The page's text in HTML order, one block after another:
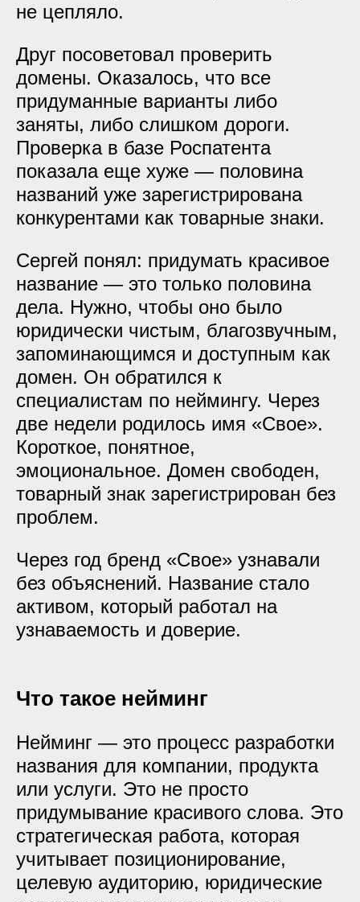
не цепляло.
Друг посоветовал проверить
домены. Оказалось, что все
придуманные варианты либо
заняты, либо слишком дороги.
Проверка в базе Роспатента
показала еще хуже — половина
названий уже зарегистрирована
конкурентами как товарные знаки.
Сергей понял: придумать красивое
название — это только половина
дела. Нужно, чтобы оно было
юридически чистым, благозвучным,
запоминающимся и доступным как
домен. Он обратился к
специалистам по неймингу. Через
две недели родилось имя «Свое».
Короткое, понятное,
эмоциональное. Домен свободен,
товарный знак зарегистрирован без
проблем.
Через год бренд «Свое» узнавали
без объяснений. Название стало
активом, который работал на
узнаваемость и доверие.
Что такое нейминг
Нейминг — это процесс разработки
названия для компании, продукта
или услуги. Это не просто
придумывание красивого слова. Это
стратегическая работа, которая
учитывает позиционирование,
целевую аудиторию, юридические